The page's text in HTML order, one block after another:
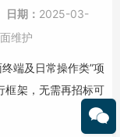
日期： 2025-03-
维护
端及日常操作类”项
框架，无需再招标可